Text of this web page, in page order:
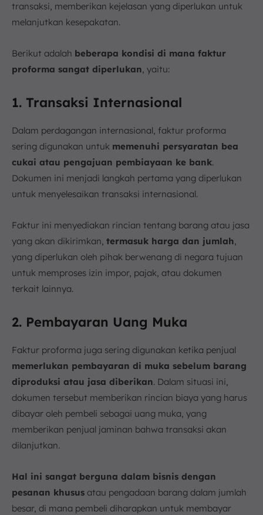
transaksi, memberikan kejelasan yang diperlukan untuk
melanjutkan kesepakatan.
Berikut adalah beberapa kondisi di mana faktur
proforma sangat diperlukan, yaitu:
1. Transaksi Internasional
Dalam perdagangan internasional, faktur proforma
sering digunakan untuk memenuhi persyaratan bea
cukai atau pengajuan pembiayaan ke bank.
Dokumen ini menjadi langkah pertama yang diperlukan
untuk menyelesaikan transaksi internasional.
Faktur ini menyediakan rincian tentang barang atau jasa
yang akan dikirimkan, termasuk harga dan jumlah,
yang diperlukan oleh pihak berwenang di negara tujuan
untuk memproses izin impor, pajak, atau dokumen
terkait lainnya.
2. Pembayaran Uang Muka
Faktur proforma juga sering digunakan ketika penjual
memerlukan pembayaran di muka sebelum barang
diproduksi atau jasa diberikan. Dalam situasi ini,
dokumen tersebut memberikan rincian biaya yang harus
dibayar oleh pembeli sebagai uang muka, yang
memberikan penjual jaminan bahwa transaksi akan
dilanjutkan.
Hal ini sangat berguna dalam bisnis dengan
pesanan khusus atau pengadaan barang dalam jumlah
besar, di mana pembeli diharapkan untuk membayar